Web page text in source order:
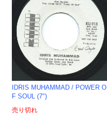
IDRIS MUHAMMAD / POWER O
F SOUL (7")
売り切れ